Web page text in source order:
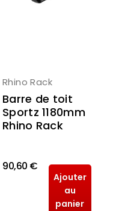
Rhino Rack
Barre de toit
Sportz 1180mm
Rhino Rack
90,60 €
Ajouter
au
panier